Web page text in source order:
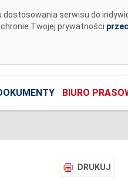
serwisu do
Twojej prywatności
BIURO
DRUKUJ